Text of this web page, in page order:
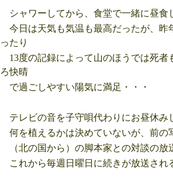
シャワーしてから、食堂で一緒に昼食
今日は天気も気温も最高だったが、昨
ったり
13度の記録によって山のほうでは死
ろ快晴
で過ごしやすい陽気に満足・・・
テレビの音を子守唄代わりにお昼休み
何を植えるかは決めていないが、前の
（北の国から）の脚本家との対談の放
これから毎週日曜日に続きが放送され